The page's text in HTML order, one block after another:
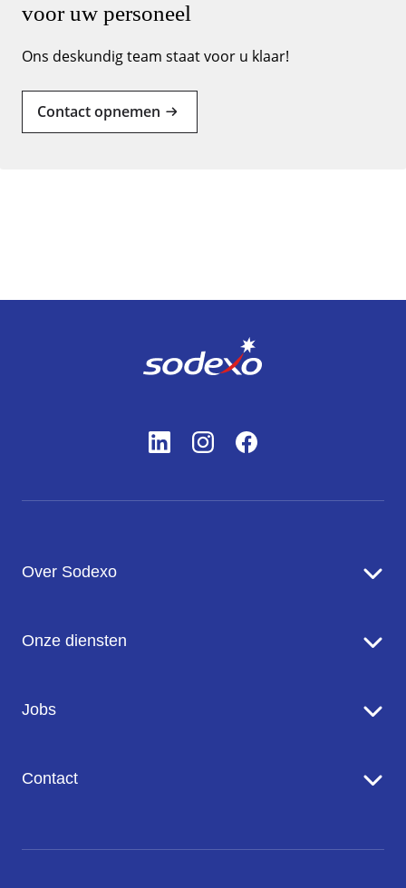
voor uw personeel
Ons deskundig team staat voor u klaar!
Contact opnemen
Over Sodexo
Onze missie en ambitie
Onze diensten
Onze merken
Jobs
Onze vacatures
Contact
Pers